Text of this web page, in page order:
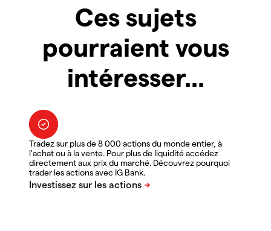
Ces sujets
pourraient vous
intéresser...
Tradez sur plus de 8 000 actions du monde entier, à
l'achat ou à la vente. Pour plus de liquidité accédez
directement aux prix du marché. Découvrez pourquoi
trader les actions avec IG Bank.